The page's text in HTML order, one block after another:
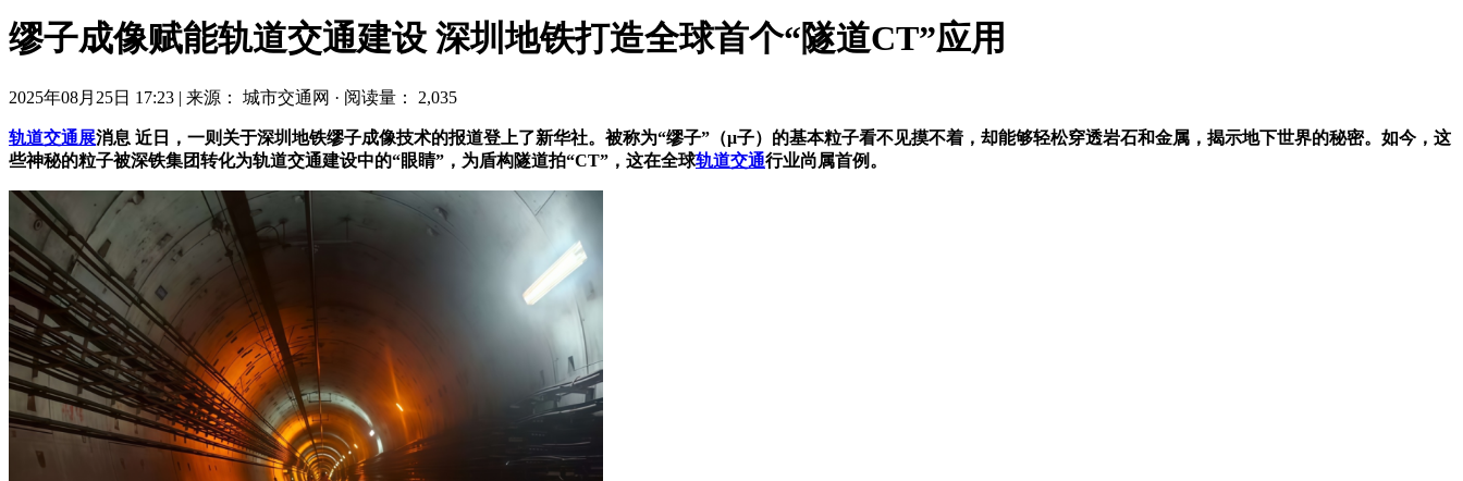
缪子成像赋能轨道交通建设 深圳地铁打造全球首个“隧道CT”应用
2025年08月25日 17:23 | 来源： 城市交通网 · 阅读量： 2,035
轨道交通展消息 近日，一则关于深圳地铁缪子成像技术的报道登上了新华社。被称为“缪子”（μ子）的基本粒子看不见摸不着，却能够轻松穿透岩石和金属，揭示地下世界的秘密。如今，这
些神秘的粒子被深铁集团转化为轨道交通建设中的“眼睛”，为盾构隧道拍“CT”，这在全球轨道交通行业尚属首例。